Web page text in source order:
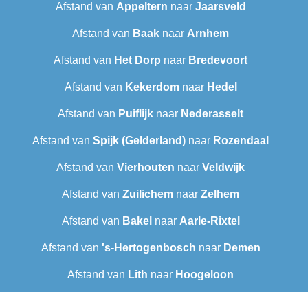
Afstand van Appeltern naar Jaarsveld
Afstand van Baak naar Arnhem
Afstand van Het Dorp naar Bredevoort
Afstand van Kekerdomnaar Hedel
Afstand van Puiflijk naar Nederasselt
Afstand van Spijk (Gelderland) naar Rozendaal
Afstand van Vierhouten naar Veldwijk
Afstand van Zuilichem naar Zelhem
Afstand van Bakel naar Aarle-Rixtel
Afstand van 's-Hertogenbosch naar Demen
Afstand van Lith naar Hoogeloon